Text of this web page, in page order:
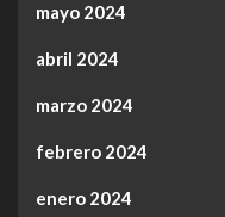
mayo 2024
abril 2024
marzo 2024
febrero 2024
enero 2024